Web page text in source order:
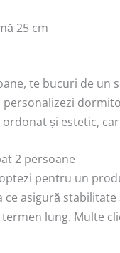
25 cm
te bucuri de
și estetic,
2 persoane
pentru un
asigură
lung. Multe